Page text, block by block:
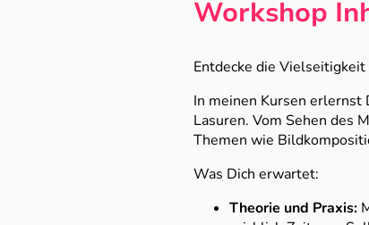
Workshop
Entdecke die
In meinen Kursen erlernst
Lasuren. Vom Sehen des
Themen wie
Was Dich erwartet:
Theorie und Praxis: